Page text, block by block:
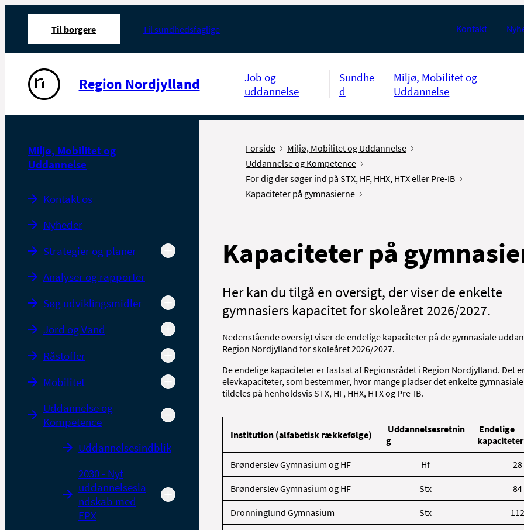
Til borgere Til sundhedsfaglige Kontakt
Region Nordjylland
Job og
uddannelse
Sundhe
d
Miljø, Mobilitet og
Uddannelse
Miljø, Mobilitet og
Uddannelse
Kontakt os
Nyheder
Strategier og planer
Analyser og rapporter
Søg udviklingsmidler
Jord og Vand
Råstoffer
Mobilitet
Uddannelse og
Kompetence
Uddannelsesindblik
2030 - Nyt
uddannelsesla
ndskab med
EPX
Forside
Miljø, Mobilitet og Uddannelse
Uddannelse og Kompetence
For dig der søger ind på STX, HF, HHX, HTX eller Pre-IB
Kapaciteter på gymnasierne
Kapaciteter på
Her kan du tilgå en oversigt, der viser de enkelte
gymnasiers kapacitet for skoleåret 2026/2027.
Nedenstående oversigt viser de endelige kapaciteter på de gymnasiale
Region Nordjylland for skoleåret 2026/2027.
De endelige kapaciteter er fastsat af Regionsrådet i Region Nordjylland. Det
elevkapaciteter, som bestemmer, hvor mange pladser det enkelte
tildeles på henholdsvis STX, HF, HHX, HTX og Pre-IB.
Institution (alfabetisk rækkefølge)
Uddannelsesretnin
g
Endelige
kapaciteter
Brønderslev Gymnasium og HF Hf 28
Brønderslev Gymnasium og HF Stx 84
Dronninglund Gymnasium Stx 112